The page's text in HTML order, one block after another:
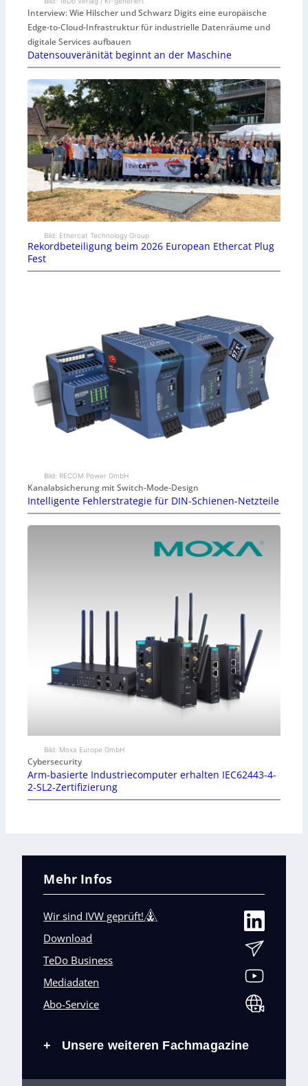
Interview: Wie Hilscher und Schwarz Digits eine europäische
Edge-to-Cloud-Infrastruktur für industrielle Datenräume und
digitale Services aufbauen
Datensouveränität beginnt an der Maschine
Bild: Ethercat Technology Group
Rekordbeteiligung beim 2026 European Ethercat Plug
Fest
Bild: RECOM Power GmbH
Kanalabsicherung mit Switch-Mode-Design
Intelligente Fehlerstrategie für DIN-Schienen-Netzteile
Bild: Moxa Europe GmbH
Cybersecurity
Arm-basierte Industriecomputer erhalten IEC62443-4-
2-SL2-Zertifizierung
Mehr Infos
Wir sind IVW geprüft!
Download
TeDo Business
Mediadaten
Abo-Service
+ Unsere weiteren Fachmagazine